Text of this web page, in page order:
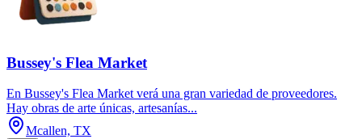
Bussey's Flea Market
En Bussey's Flea Market verá una gran variedad de proveedores.
Hay obras de arte únicas, artesanías...
Mcallen, TX